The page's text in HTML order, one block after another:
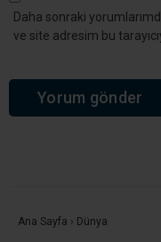
Daha sonraki
ve site adresim bu
Ana Sayfa › Dünya